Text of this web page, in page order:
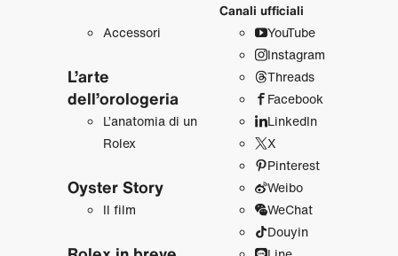
Accessori
L’arte
dell’orologeria
L’anatomia di un
Rolex
Oyster Story
Il film
Canali ufficiali
YouTube
Instagram
Threads
Facebook
LinkedIn
X
Pinterest
Weibo
WeChat
Douyin